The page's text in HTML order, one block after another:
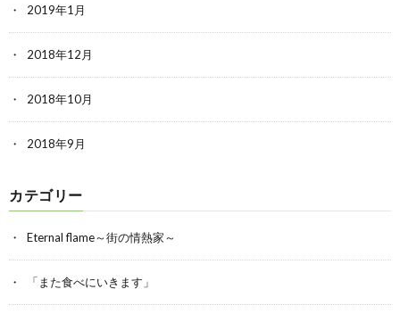
2019年1月
2018年12月
2018年10月
2018年9月
カテゴリー
Eternal flame～街の情熱家～
「また食べにいきます」